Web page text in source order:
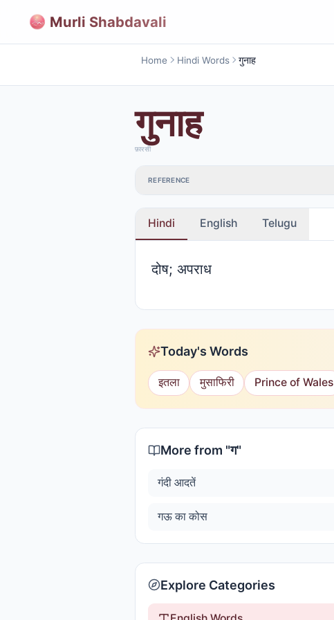
Murli Shabdavali
Home Hindi Words गुनाह
गुनाह
फ़ारसी
REFERENCE
Hindi English Telugu
दोष; अपराध
Today's Words
इतला मुसाफिरी Prince of Wales
More from "ग"
गंदी आदतें
गऊ का कोस
Explore Categories